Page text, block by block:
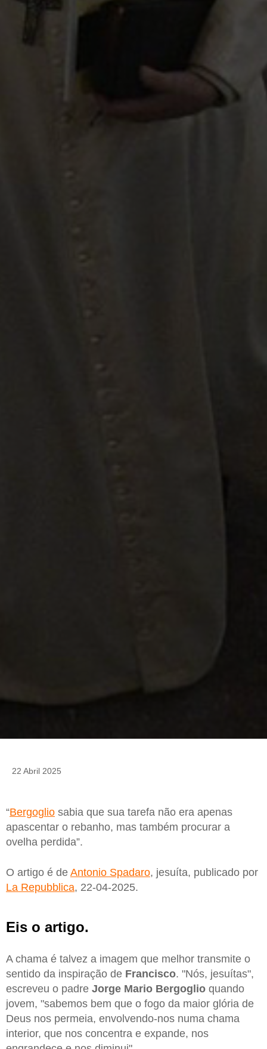
22 Abril 2025
“Bergoglio sabia que sua tarefa não era apenas
apascentar o rebanho, mas também procurar a
ovelha perdida”.
O artigo é de Antonio Spadaro, jesuíta, publicado por
La Repubblica, 22-04-2025.
Eis o artigo.
A chama é talvez a imagem que melhor transmite o
sentido da inspiração de Francisco. "Nós, jesuítas",
escreveu o padre Jorge Mario Bergoglio quando
jovem, "sabemos bem que o fogo da maior glória de
Deus nos permeia, envolvendo-nos numa chama
interior, que nos concentra e expande, nos